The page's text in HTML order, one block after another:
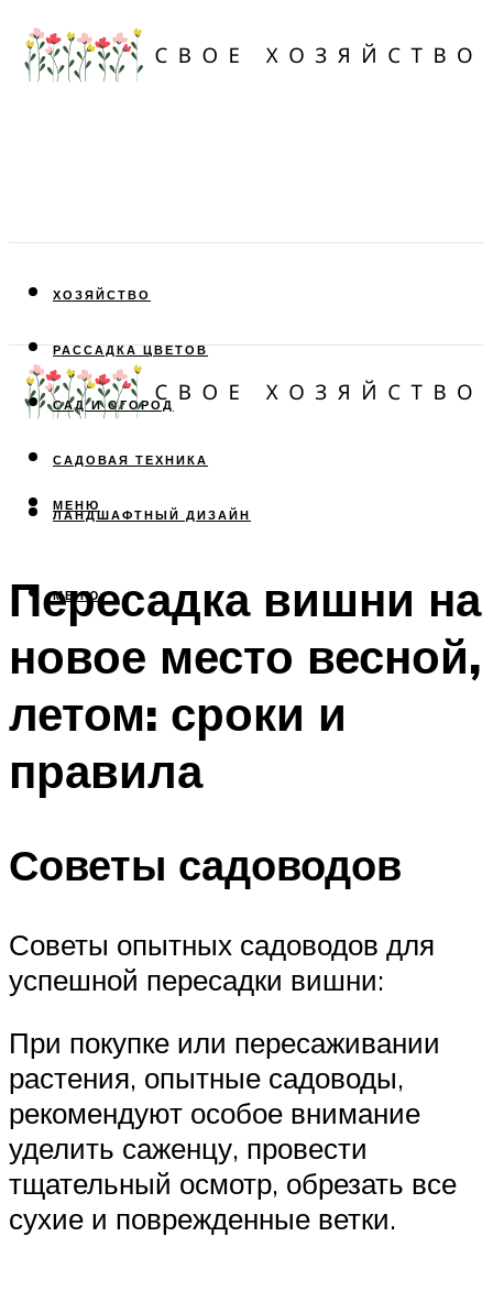
ХОЗЯЙСТВО
РАССАДКА ЦВЕТОВ
САД И ОГОРОД
САДОВАЯ ТЕХНИКА
ЛАНДШАФТНЫЙ ДИЗАЙН
МЕНЮ
МЕНЮ
Пересадка вишни на
новое место весной,
летом: сроки и
правила
Советы садоводов
Советы опытных садоводов для
успешной пересадки вишни:
При покупке или пересаживании
растения, опытные садоводы,
рекомендуют особое внимание
уделить саженцу, провести
тщательный осмотр, обрезать все
сухие и поврежденные ветки.